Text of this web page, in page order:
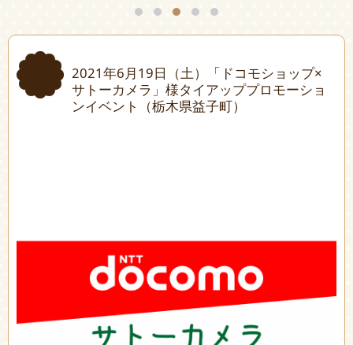
2021年6月19日（土）「ドコモショップ×
サトーカメラ」様タイアッププロモーショ
ンイベント（栃木県益子町）